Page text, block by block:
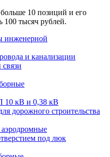
10 позиций и его
100 тысяч рублей.
инженерной
и канализации
10 кВ и 0,38 кВ
дорожного строительства
под люк